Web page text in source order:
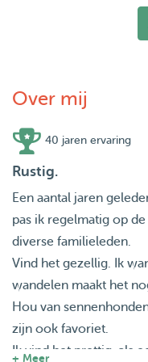
Over mij
40 jaren ervaring
Rustig.
Een aantal jaren
pas ik regelmatig op
diverse familieleden.
Vind het gezellig. Ik
wandelen maakt het
Hou van
zijn ook favoriet.
Ik vind het prettig, als
+ Meer